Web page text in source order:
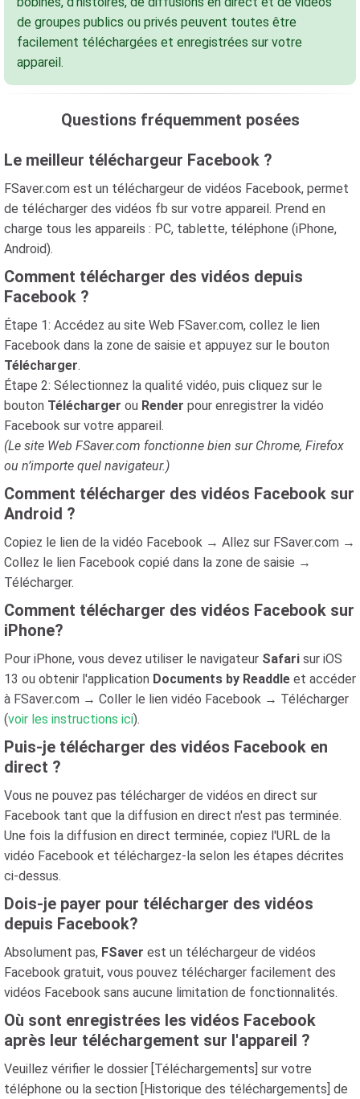
de groupes publics ou privés peuvent toutes être
facilement téléchargées et enregistrées sur votre
appareil.
Questions fréquemment posées
Le meilleur téléchargeur Facebook ?
FSaver.com est un téléchargeur de vidéos Facebook, permet
de télécharger des vidéos fb sur votre appareil. Prend en
charge tous les appareils : PC, tablette, téléphone (iPhone,
Android).
Comment télécharger des vidéos depuis
Facebook ?
Étape 1: Accédez au site Web FSaver.com, collez le lien
Facebook dans la zone de saisie et appuyez sur le bouton
Télécharger.
Étape 2: Sélectionnez la qualité vidéo, puis cliquez sur le
bouton Télécharger ou Render pour enregistrer la vidéo
Facebook sur votre appareil.
(Le site Web FSaver.com fonctionne bien sur Chrome, Firefox
ou n’importe quel navigateur.)
Comment télécharger des vidéos Facebook sur
Android ?
Copiez le lien de la vidéo Facebook → Allez sur FSaver.com →
Collez le lien Facebook copié dans la zone de saisie →
Télécharger.
Comment télécharger des vidéos Facebook sur
iPhone?
Pour iPhone, vous devez utiliser le navigateur Safari sur iOS
13 ou obtenir l'application Documents by Readdle et accéder
à FSaver.com → Coller le lien vidéo Facebook → Télécharger
(voir les instructions ici).
Puis-je télécharger des vidéos Facebook en
direct ?
Vous ne pouvez pas télécharger de vidéos en direct sur
Facebook tant que la diffusion en direct n'est pas terminée.
Une fois la diffusion en direct terminée, copiez l'URL de la
vidéo Facebook et téléchargez-la selon les étapes décrites
ci-dessus.
Dois-je payer pour télécharger des vidéos
depuis Facebook?
Absolument pas, FSaver est un téléchargeur de vidéos
Facebook gratuit, vous pouvez télécharger facilement des
vidéos Facebook sans aucune limitation de fonctionnalités.
Où sont enregistrées les vidéos Facebook
après leur téléchargement sur l'appareil ?
Veuillez vérifier le dossier [Téléchargements] sur votre
téléphone ou la section [Historique des téléchargements] de